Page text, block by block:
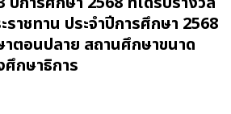
าชทาน ประจำปีการศึกษา 2568
ตอนปลาย สถานศึกษาขนาด
กษาธิการ